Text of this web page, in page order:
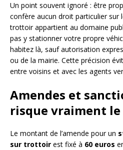
Un point souvent ignoré : être
confère aucun droit particulier sur
trottoir appartient au domaine
pas y stationner votre propre
habitez là, sauf autorisation
ou de la mairie. Cette précision
entre voisins et avec les agents
Amendes et
risque vraiment
Le montant de l’amende pour un
sur trottoir est fixé à 60 euros